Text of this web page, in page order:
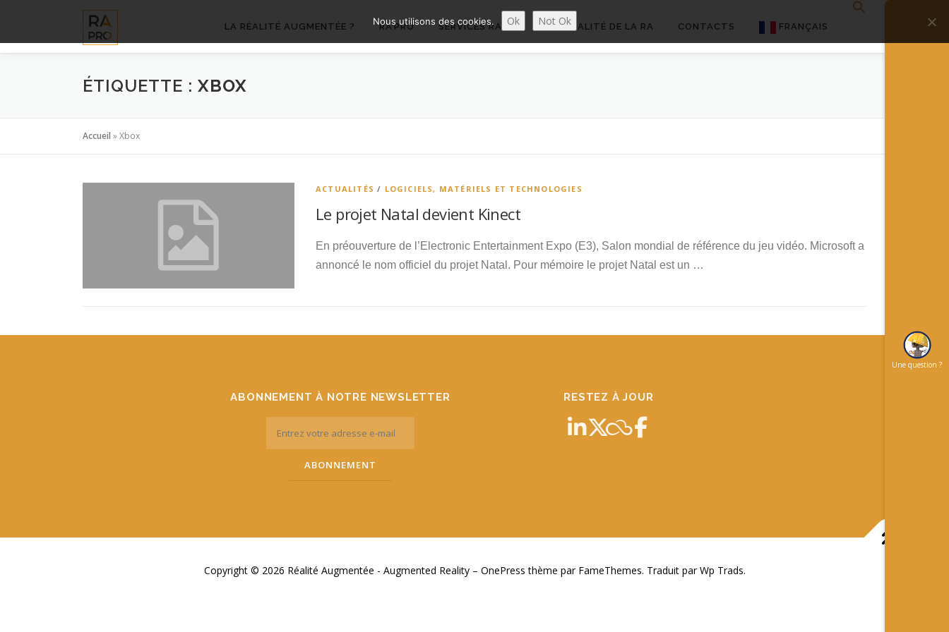
contenu
LA RÉALITÉ AUGMENTÉE ? RA’PRO SERVICES RA’PRO ACTUALITÉ DE LA RA CONTACTS FRANÇAIS
ÉTIQUETTE : XBOX
Accueil »Xbox
ACTUALITÉS / LOGICIELS, MATÉRIELS ET TECHNOLOGIES
Le projet Natal devient Kinect
En préouverture de l’Electronic Entertainment Expo (E3), Salon mondial de référence du jeu vidéo. Microsoft a
annoncé le nom officiel du projet Natal. Pour mémoire le projet Natal est un …
ABONNEMENT À NOTRE NEWSLETTER RESTEZ À JOUR
Copyright © 2026 Réalité Augmentée - Augmented Reality – OnePress thème par FameThemes. Traduit par Wp Trads.
Une question ?
Nous utilisons des cookies. Ok Not Ok